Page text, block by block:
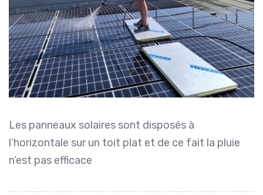
Les panneaux solaires sont disposés à
l’horizontale sur un toit plat et de ce fait la pluie
n’est pas efficace